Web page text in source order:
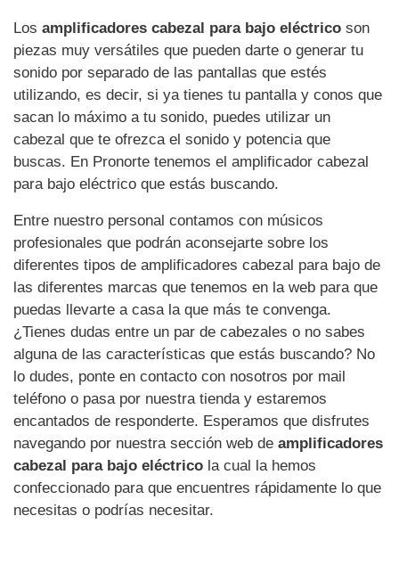
Los amplificadores cabezal para bajo eléctrico son
piezas muy versátiles que pueden darte o generar tu
sonido por separado de las pantallas que estés
utilizando, es decir, si ya tienes tu pantalla y conos que
sacan lo máximo a tu sonido, puedes utilizar un
cabezal que te ofrezca el sonido y potencia que
buscas. En Pronorte tenemos el amplificador cabezal
para bajo eléctrico que estás buscando.
Entre nuestro personal contamos con músicos
profesionales que podrán aconsejarte sobre los
diferentes tipos de amplificadores cabezal para bajo de
las diferentes marcas que tenemos en la web para que
puedas llevarte a casa la que más te convenga.
¿Tienes dudas entre un par de cabezales o no sabes
alguna de las características que estás buscando? No
lo dudes, ponte en contacto con nosotros por mail
teléfono o pasa por nuestra tienda y estaremos
encantados de responderte. Esperamos que disfrutes
navegando por nuestra sección web de amplificadores
cabezal para bajo eléctrico la cual la hemos
confeccionado para que encuentres rápidamente lo que
necesitas o podrías necesitar.